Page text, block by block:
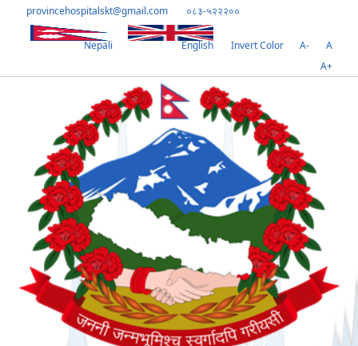
provincehospitalskt@gmail.com ०८३-५२२२००
Nepali English Invert Color A-
A
A+